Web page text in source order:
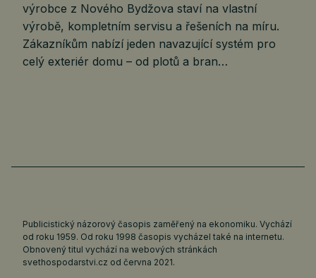
výrobce z Nového Bydžova staví na vlastní
výrobě, kompletním servisu a řešeních na míru.
Zákazníkům nabízí jeden navazující systém pro
celý exteriér domu – od plotů a bran…
Publicistický názorový časopis zaměřený na ekonomiku. Vychází
od roku 1959. Od roku 1998 časopis vycházel také na internetu.
Obnovený titul vychází na webových stránkách
svethospodarstvi.cz od června 2021.